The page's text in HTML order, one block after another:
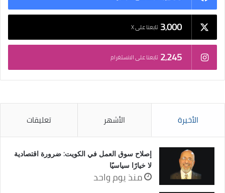
3٬000 تابعنا على X
2٬245 تابعنا على الانستغرام
الأخيرة الأشهر تعليقات
إصلاح سوق العمل في الكويت: ضرورة اقتصادية
لا خيارًا سياسيًا
منذ يوم واحد